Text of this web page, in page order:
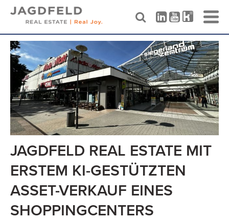
Skip
content
JAGDFELD REAL ESTATE MIT
ERSTEM KI-GESTÜTZTEN
ASSET-VERKAUF EINES
SHOPPINGCENTERS